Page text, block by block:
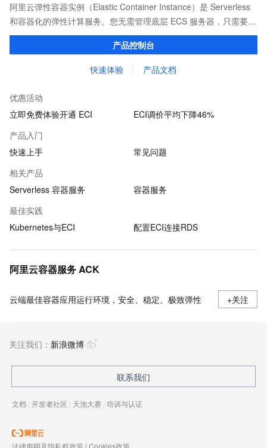
阿里云弹性容器实例（Elastic Container Instance）是 Serverless
和容器化的弹性计算服务。您无需管理底层 ECS 服务器，只需要提
供打包好的镜像，即可运行容器，并仅为容器实际运行消耗的资源
产品控制台
快速体验 产品文档
优惠活动
立即免费体验开通 ECI
ECI调价平均下降46%
产品入门
快速上手
常见问题
相关产品
Serverless 容器服务
容器服务
最佳实践
Kubernetes与ECI
配置ECI连接RDS
阿里云容器服务 ACK
云端最佳容器应用运行环境，安全、稳定、极致弹性 +关注
关注我们： 新浪微博
联系我们
文档 | 开发者社区 | 天池大赛 | 培训与认证
法律声明及隐私权政策 | Cookies政策